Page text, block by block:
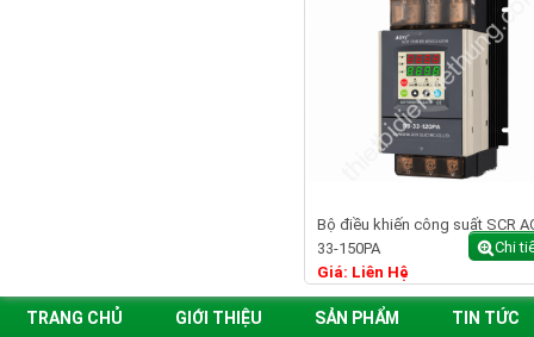
Bộ điều khiến công suất SCR
33-150PA
Giá: Liên Hệ
Chi
TRANG CHỦ GIỚI THIỆU SẢN PHẨM TIN TỨC